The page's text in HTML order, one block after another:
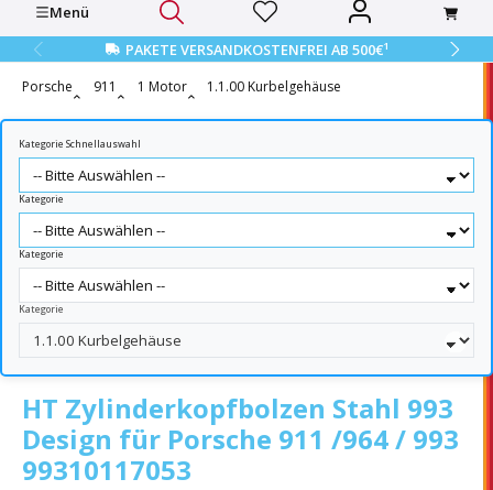
Menü
PAKETE VERSANDKOSTENFREI AB 500€1
Porsche 911 1 Motor 1.1.00 Kurbelgehäuse
Kategorie Schnellauswahl
Kategorie
Kategorie
Kategorie
HT Zylinderkopfbolzen Stahl 993
Design für Porsche 911 /964 / 993
99310117053